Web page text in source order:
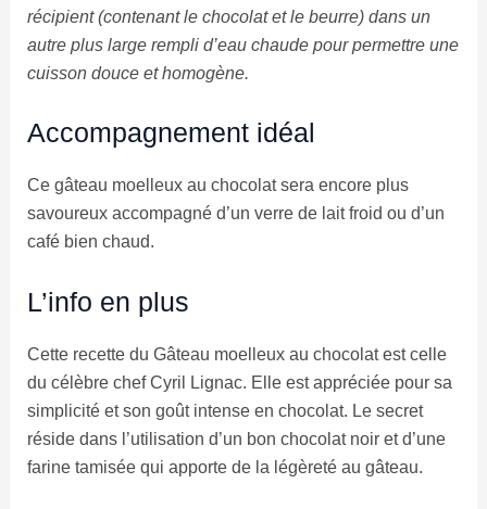
récipient (contenant le chocolat et le beurre) dans un
autre plus large rempli d’eau chaude pour permettre une
cuisson douce et homogène.
Accompagnement idéal
Ce gâteau moelleux au chocolat sera encore plus
savoureux accompagné d’un verre de lait froid ou d’un
café bien chaud.
L’info en plus
Cette recette du Gâteau moelleux au chocolat est celle
du célèbre chef Cyril Lignac. Elle est appréciée pour sa
simplicité et son goût intense en chocolat. Le secret
réside dans l’utilisation d’un bon chocolat noir et d’une
farine tamisée qui apporte de la légèreté au gâteau.